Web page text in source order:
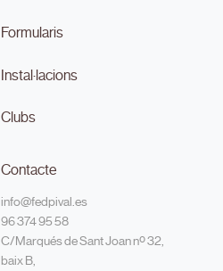
Formularis
Instal·lacions
Clubs
Contacte
info@fedpival.es
96 374 95 58
C/Marqués de Sant Joan nº 32,
baix B,